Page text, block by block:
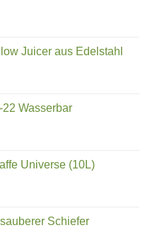
Juicer aus Edelstahl
Wasserbar
Universe (10L)
Schiefer